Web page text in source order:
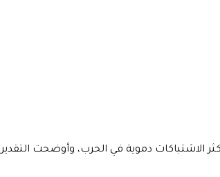
الاشتباكات دموية في الحرب، وأوضحت